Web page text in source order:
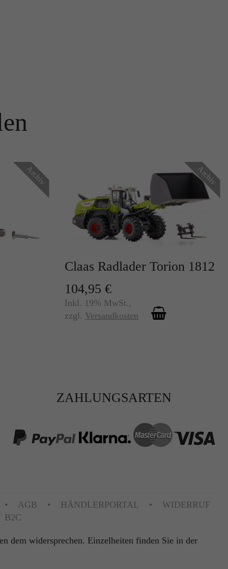
Archiv Archiv
Claas Radlader Torion 1812
104,95 €
Inkl. 19% MwSt.,
zzgl. Versandkosten
ZAHLUNGSARTEN
AGB
B2C
HÄNDLERPORTAL WIDERRUF
dem widersprechen. Einzelheiten finden Sie in der